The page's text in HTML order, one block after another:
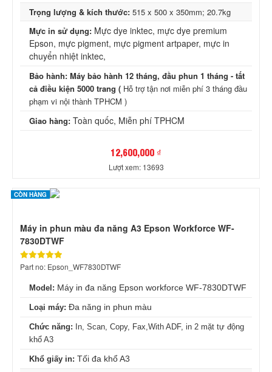
Trọng lượng & kích thước: 515 x 500 x 350mm; 20.7kg
Mực in sử dụng: Mực dye inktec, mực dye premium
Epson, mực pigment, mực pigment artpaper, mực in
chuyển nhiệt inktec,
Bảo hành: Máy bảo hành 12 tháng, đầu phun 1 tháng - tất
cả điều kiện 5000 trang ( Hỗ trợ tận nơi miễn phí 3 tháng đầu
phạm vi nội thành TPHCM )
Giao hàng: Toàn quốc, Miễn phí TPHCM
12,600,000 ₫
Lượt xem: 13693
CÒN HÀNG
Máy in phun màu đa năng A3 Epson Workforce WF-
7830DTWF
Part no: Epson_WF7830DTWF
Model: Máy in đa năng Epson workforce WF-7830DTWF
Loại máy: Đa năng in phun màu
Chức năng: In, Scan, Copy, Fax,With ADF, in 2 mặt tự động
khổ A3
Khổ giấy in: Tối đa khổ A3